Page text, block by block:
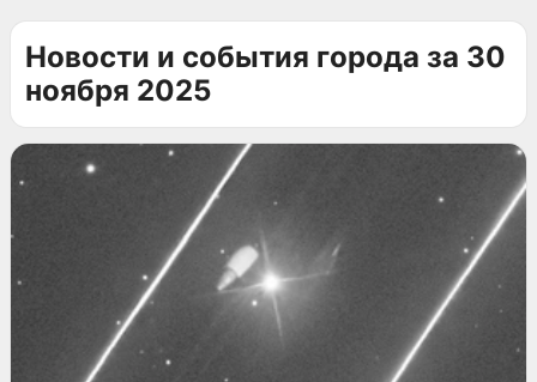
Новости и события города за 30
ноября 2025